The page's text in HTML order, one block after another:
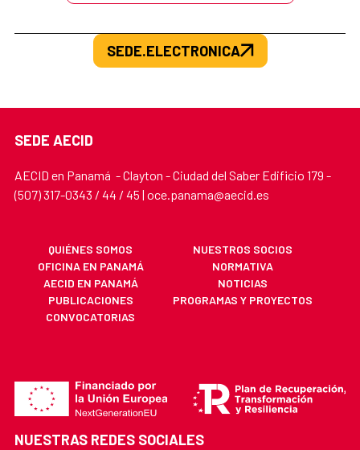
SEDE.ELECTRONICA
SEDE AECID
AECID en Panamá - Clayton - Ciudad del Saber Edificio 179 -
(507) 317-0343 / 44 / 45 | oce.panama@aecid.es
QUIÉNES SOMOS
NUESTROS SOCIOS
OFICINA EN PANAMÁ
NORMATIVA
AECID EN PANAMÁ
NOTICIAS
PUBLICACIONES
PROGRAMAS Y PROYECTOS
CONVOCATORIAS
NUESTRAS REDES SOCIALES